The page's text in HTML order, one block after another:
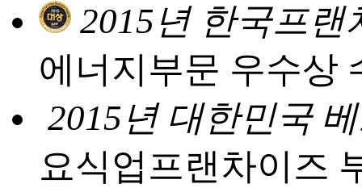
2015년 한국프랜
에너지부문 우수상
2015년 대한민국
요식업프랜차이즈